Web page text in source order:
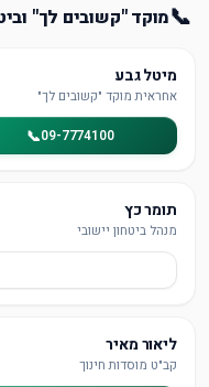
📞מוקד "קשובים לך"
מיטל גבע
אחראית מוקד "קשובים לך"
📞09-7774100
תומר כץ
מנהל ביטחון יישובי
ליאור מאיר
קב"ט מוסדות חינוך